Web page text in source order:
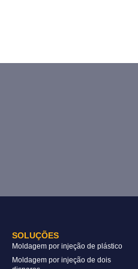
SOLUÇÕES
Moldagem por injeção de plástico
Moldagem por injeção de dois